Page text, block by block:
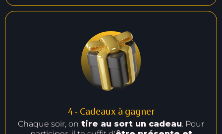
4 - Cadeaux à gagner
Chaque soir, on tire au sort un cadeau. Pour